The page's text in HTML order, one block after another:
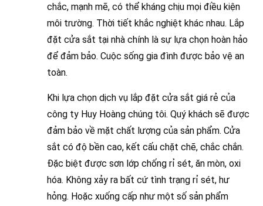
chắc, mạnh mẽ, có thể kháng chịu mọi điều kiện
môi trường. Thời tiết khắc nghiệt khác nhau. Lắp
đặt cửa sắt tại nhà chính là sự lựa chọn hoàn hảo
để đảm bảo. Cuộc sống gia đình được bảo vệ an
toàn.
Khi lựa chọn dịch vụ lắp đặt cửa sắt giá rẻ của
công ty Huy Hoàng chúng tôi. Quý khách sẽ được
đảm bảo về mặt chất lượng của sản phẩm. Cửa
sắt có độ bền cao, kết cấu chặt chẽ, chắc chắn.
Đặc biệt được sơn lớp chống rỉ sét, ăn mòn, oxi
hóa. Không xảy ra bất cứ tình trạng rỉ sét, hư
hỏng. Hoặc xuống cấp như một số sản phẩm